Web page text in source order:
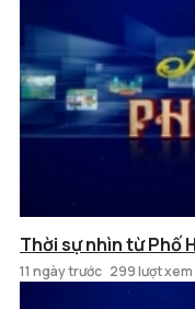
Thời sự nhìn từ Phố
11 ngày trước 299 lượt xem